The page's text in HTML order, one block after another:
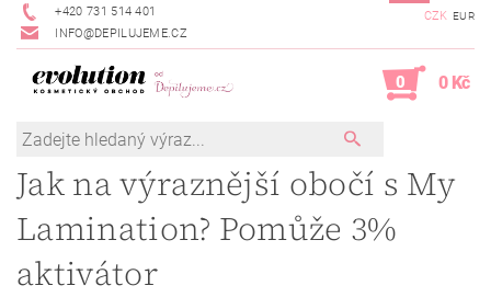
+420 731 514 401
INFO@DEPILUJEME.CZ
CZK EUR
0 0 Kč
Jak na výraznější obočí s My
Lamination? Pomůže 3%
aktivátor